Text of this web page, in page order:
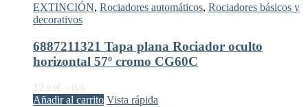
EXTINCIÓN, Rociadores automáticos, Rociadores básicos y
decorativos
6887211321 Tapa plana Rociador oculto
horizontal 57º cromo CG60C
12,03€ + IVA
Añadir al carrito Vista rápida